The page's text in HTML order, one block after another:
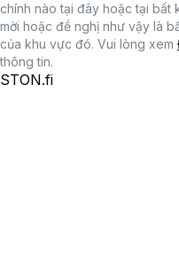
chính nào tại đây hoặc tại bất
mời hoặc đề nghị như vậy là
của khu vực đó. Vui lòng xem
thông tin.
STON.fi